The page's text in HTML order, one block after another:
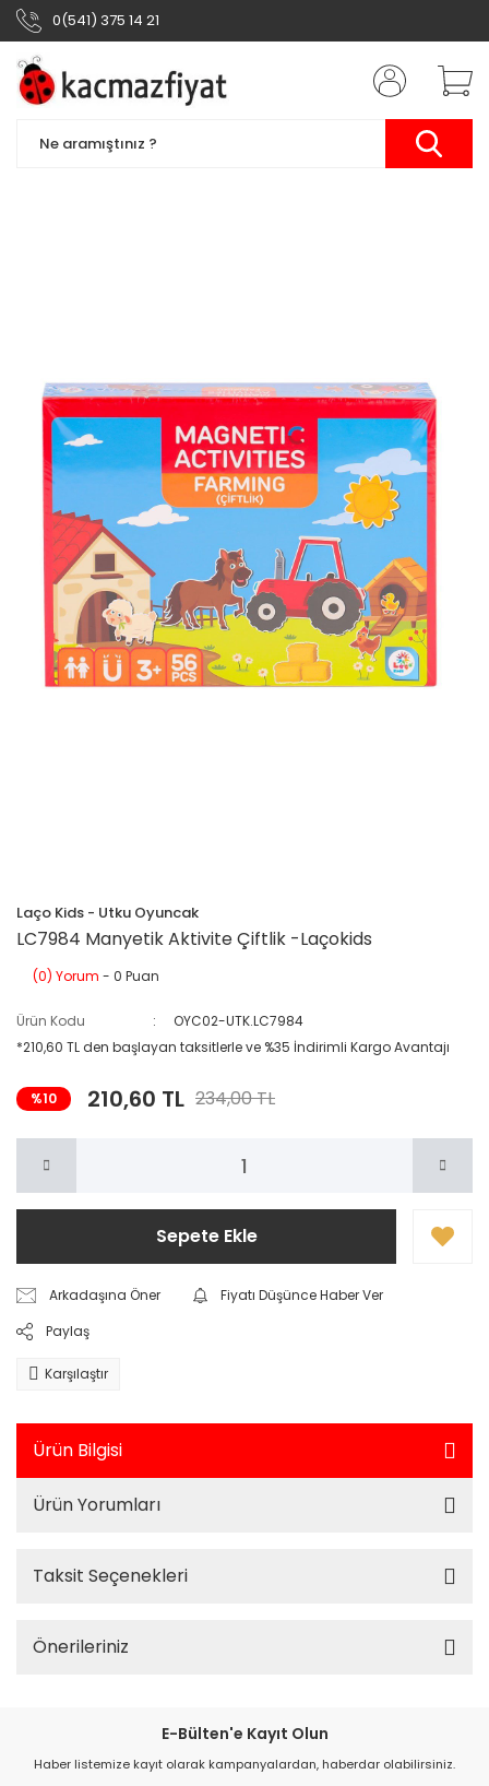
0(541) 375 14 21
Laço Kids - Utku Oyuncak
LC7984 Manyetik Aktivite Çiftlik -Laçokids
(0) Yorum - 0 Puan
Ürün Kodu
OYC02-UTK.LC7984
*210,60 TL den başlayan taksitlerle ve %35 İndirimli Kargo Avantajı
%10 210,60 TL 234,00 TL
Sepete Ekle
Arkadaşına Öner
Fiyatı Düşünce Haber Ver
Paylaş
Karşılaştır
Ürün Bilgisi
Ürün Yorumları
Taksit Seçenekleri
Önerileriniz
E-Bülten'e Kayıt Olun
Haber listemize kayıt olarak kampanyalardan, haberdar olabilirsiniz.